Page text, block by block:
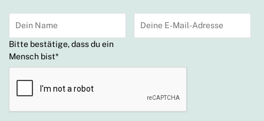
Bitte bestätige, dass du ein
Mensch bist*